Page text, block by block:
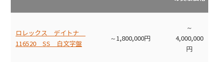
ロレックス デイトナ
116520 SS 白文字盤
～1,800,000円
～
4,000,000
円